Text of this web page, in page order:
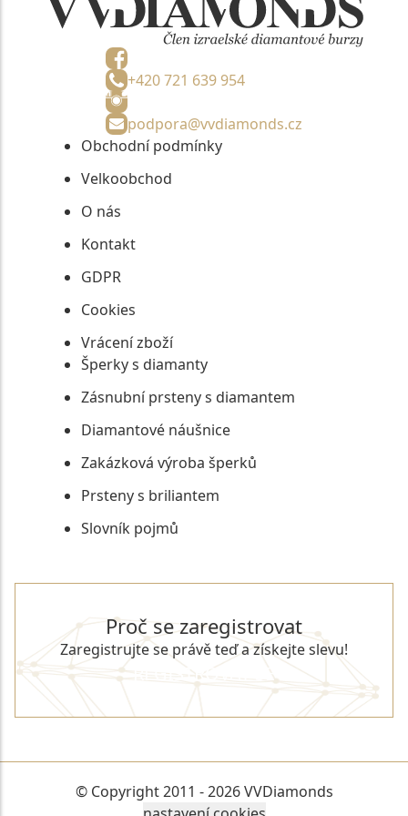
+420 721 639 954
podpora@vvdiamonds.cz
Obchodní podmínky
Velkoobchod
O nás
Kontakt
GDPR
Cookies
Vrácení zboží
Šperky s diamanty
Zásnubní prsteny s diamantem
Diamantové náušnice
Zakázková výroba šperků
Prsteny s briliantem
Slovník pojmů
Proč se zaregistrovat
Zaregistrujte se právě teď a získejte slevu!
REGISTROVAT SE
© Copyright 2011 - 2026 VVDiamonds